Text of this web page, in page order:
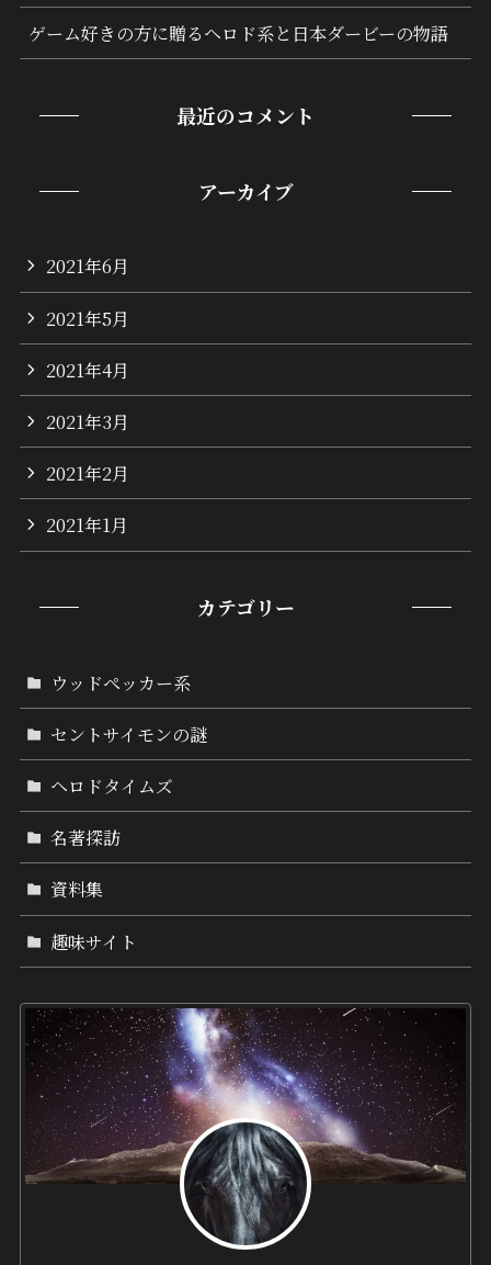
ゲーム好きの方に贈るヘロド系と日本ダービーの物語
最近のコメント
アーカイブ
2021年6月
2021年5月
2021年4月
2021年3月
2021年2月
2021年1月
カテゴリー
ウッドペッカー系
セントサイモンの謎
ヘロドタイムズ
名著探訪
資料集
趣味サイト